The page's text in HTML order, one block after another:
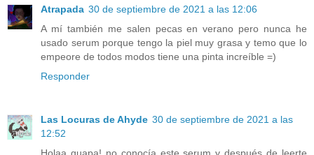
Atrapada 30 de septiembre de 2021 a las 12:06
A mí también me salen pecas en verano pero nunca he
usado serum porque tengo la piel muy grasa y temo que lo
empeore de todos modos tiene una pinta increíble =)
Responder
Las Locuras de Ahyde 30 de septiembre de 2021 a las
12:52